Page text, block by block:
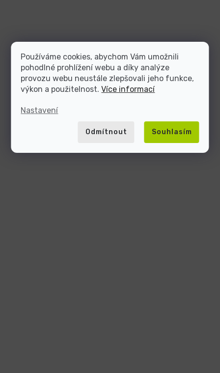
Používáme cookies, abychom Vám umožnili
pohodlné prohlížení webu a díky analýze
provozu webu neustále zlepšovali jeho funkce,
výkon a použitelnost.Více informací
Nastavení
Odmítnout Souhlasím